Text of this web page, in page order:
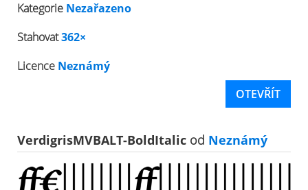
Kategorie Nezařazeno
Stahovat362×
Licence Neznámý
OTEVŘÍT
VerdigrisMVBALT-BoldItalic od Neznámý